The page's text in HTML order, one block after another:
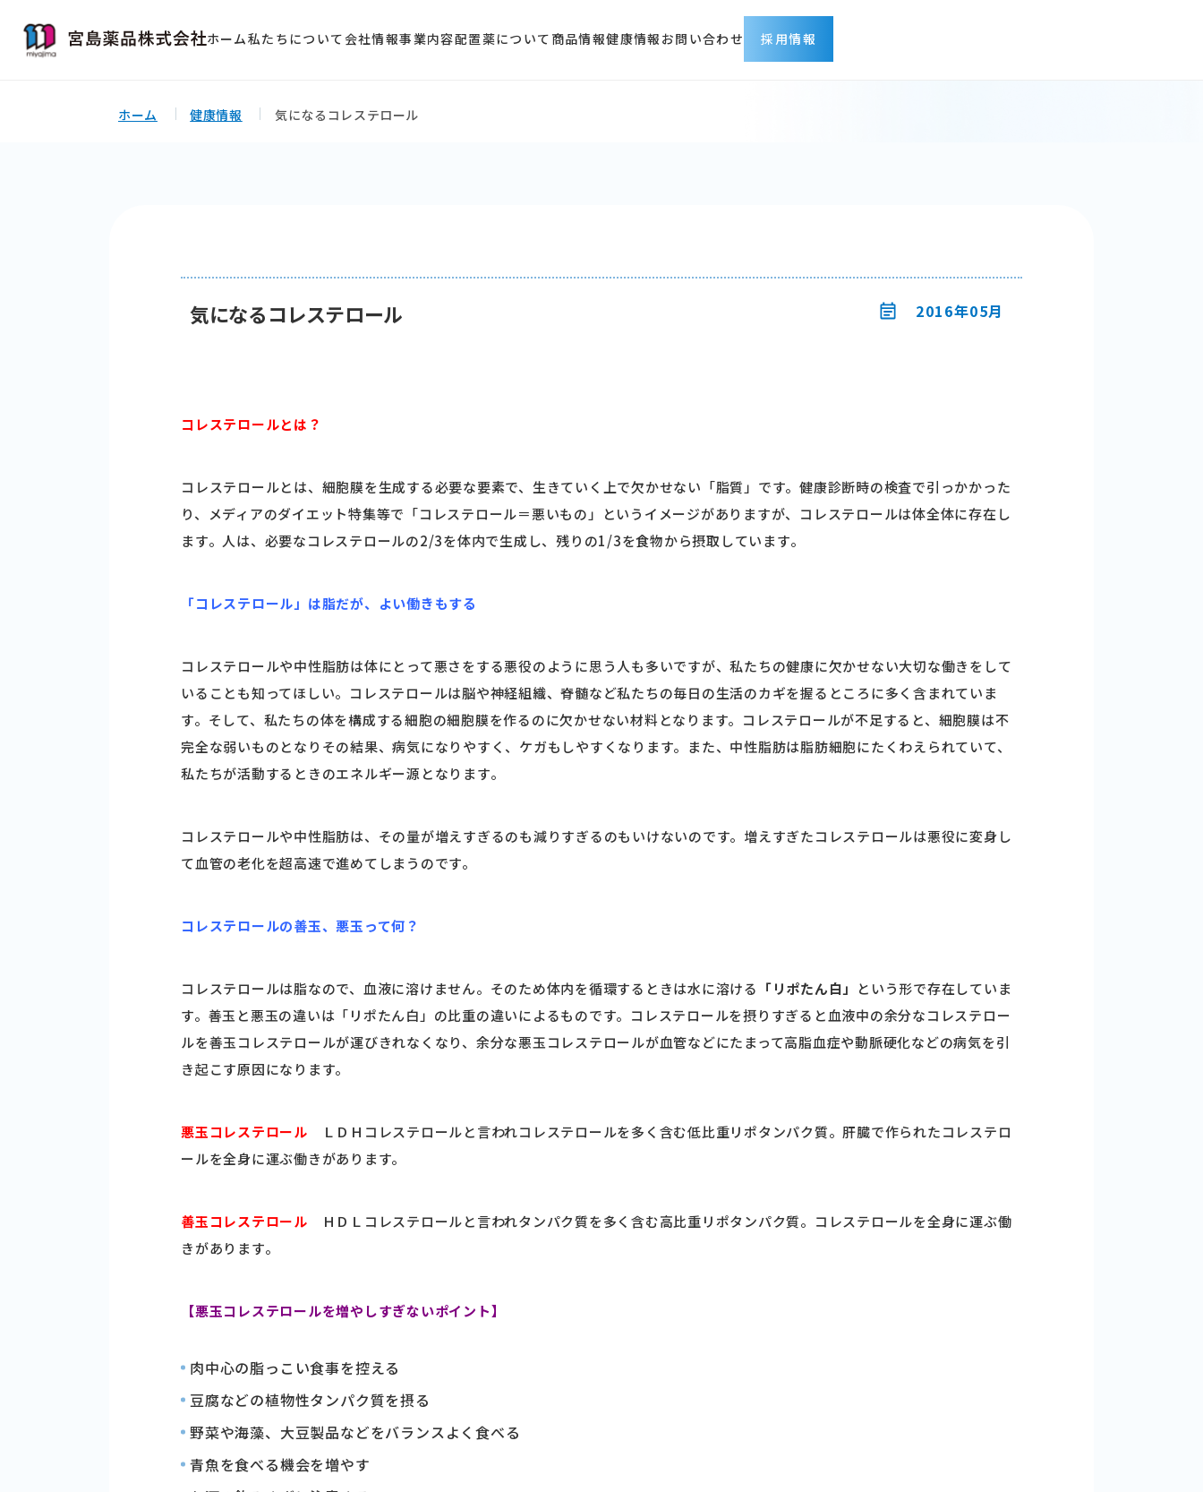
ホーム私たちについて会社情報事業内容配置薬について 商品情報健康情報 お問い合わせ 採用情報
募集職種
ホーム 健康情報 気になるコレステロール
気になるコレステロール 2016年05月
コレステロールとは？
コレステロールとは、細胞膜を生成する必要な要素で、生きていく上で欠かせない「脂質」です。健康診断時の検査で引っかかった
り、メディアのダイエット特集等で「コレステロール＝悪いもの」というイメージがありますが、コレステロールは体全体に存在し
ます。人は、必要なコレステロールの2/3を体内で生成し、残りの1/3を食物から摂取しています。
「コレステロール」は脂だが、よい働きもする
コレステロールや中性脂肪は体にとって悪さをする悪役のように思う人も多いですが、私たちの健康に欠かせない大切な働きをして
いることも知ってほしい。コレステロールは脳や神経組織、脊髄など私たちの毎日の生活のカギを握るところに多く含まれていま
す。そして、私たちの体を構成する細胞の細胞膜を作るのに欠かせない材料となります。コレステロールが不足すると、細胞膜は不
完全な弱いものとなりその結果、病気になりやすく、ケガもしやすくなります。また、中性脂肪は脂肪細胞にたくわえられていて、
私たちが活動するときのエネルギー源となります。
コレステロールや中性脂肪は、その量が増えすぎるのも減りすぎるのもいけないのです。増えすぎたコレステロールは悪役に変身し
て血管の老化を超高速で進めてしまうのです。
コレステロールの善玉、悪玉って何？
コレステロールは脂なので、血液に溶けません。そのため体内を循環するときは水に溶ける 「リポたん白」
という形で存在していま
す。善玉と悪玉の違いは「リポたん白」の比重の違いによるものです。コレステロールを摂りすぎると血液中の余分なコレステロー
ルを善玉コレステロールが運びきれなくなり、余分な悪玉コレステロールが血管などにたまって高脂血症や動脈硬化などの病気を引
き起こす原因になります。
悪玉コレステロール
ＬＤＨコレステロールと言われコレステロールを多く含む低比重リポタンパク質。肝臓で作られたコレステロ
ールを全身に運ぶ働きがあります。
善玉コレステロール
ＨＤＬコレステロールと言われタンパク質を多く含む高比重リポタンパク質。コレステロールを全身に運ぶ働
きがあります。
【悪玉コレステロールを増やしすぎないポイント】
肉中心の脂っこい食事を控える
豆腐などの植物性タンパク質を摂る
野菜や海藻、大豆製品などをバランスよく食べる
青魚を食べる機会を増やす